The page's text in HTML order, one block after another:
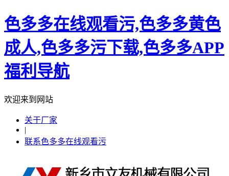
色多多在线观看污,色多多黄色
成人,色多多污下载,色多多APP
福利导航
欢迎来到网站
关于厂家
|
联系色多多在线观看污